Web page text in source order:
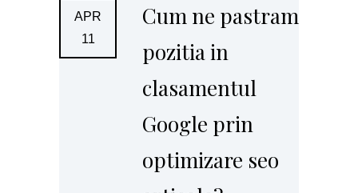
APR
11
Cum ne pastram
pozitia in
clasamentul
Google prin
optimizare seo